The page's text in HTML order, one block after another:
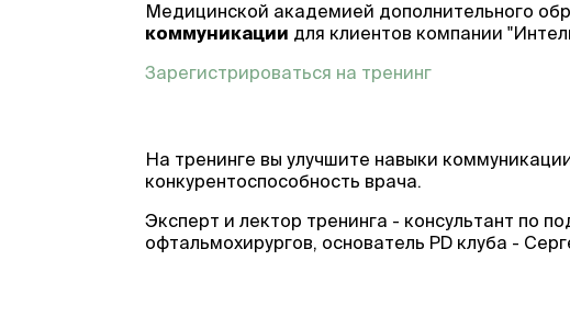
Медицинской академией дополнительного
коммуникации для клиентов компании
Зарегистрироваться на тренинг
На тренинге вы улучшите навыки
конкурентоспособность врача.
Эксперт и лектор тренинга - консультант по
офтальмохирургов, основатель PD клуба -